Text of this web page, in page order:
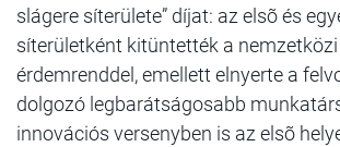
slágere síterülete” díjat: az elsõ és
síterületként kitüntették a
érdemrenddel, emellett elnyerte a
dolgozó legbarátságosabb
innovációs versenyben is az elsõ